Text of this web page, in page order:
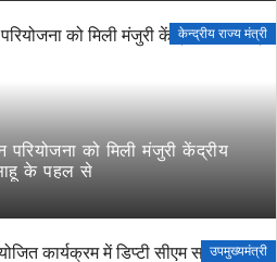
केन्द्रीय राज्य मंत्री
को मिली मंजुरी केंद्रीय
के पहल से
उपमुख्यमंत्री